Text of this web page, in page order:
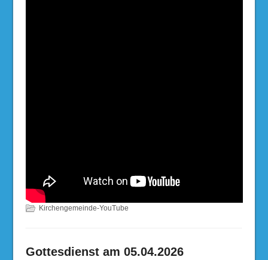
Kirchengemeinde-YouTube
Gottesdienst am 05.04.2026